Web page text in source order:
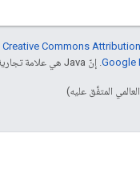
. إنّ Java هي علامة تجارية مسجَّلة لشركة Oracle و/أو شركائها التابعين.